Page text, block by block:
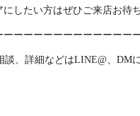
したい方はぜひご来店お待
ーーーーーーーーーーーーー
談、詳細などはLINE@、DM